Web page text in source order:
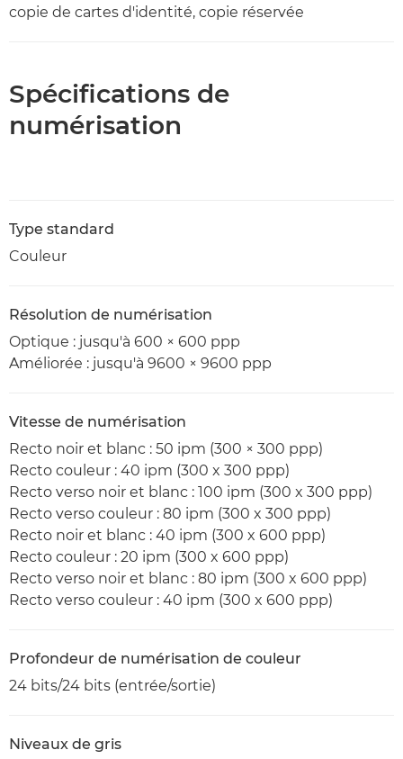
copie de cartes d'identité, copie réservée
Spécifications de
numérisation
Type standard
Couleur
Résolution de numérisation
Optique : jusqu'à 600 × 600 ppp
Améliorée : jusqu'à 9600 × 9600 ppp
Vitesse de numérisation
Recto noir et blanc : 50 ipm (300 × 300 ppp)
Recto couleur : 40 ipm (300 x 300 ppp)
Recto verso noir et blanc : 100 ipm (300 x 300 ppp)
Recto verso couleur : 80 ipm (300 x 300 ppp)
Recto noir et blanc : 40 ipm (300 x 600 ppp)
Recto couleur : 20 ipm (300 x 600 ppp)
Recto verso noir et blanc : 80 ipm (300 x 600 ppp)
Recto verso couleur : 40 ipm (300 x 600 ppp)
Profondeur de numérisation de couleur
24 bits/24 bits (entrée/sortie)
Niveaux de gris